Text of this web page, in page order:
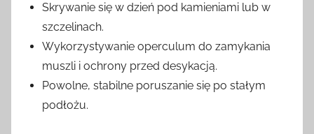
Skrywanie się w dzień pod kamieniami lub w
szczelinach.
Wykorzystywanie operculum do zamykania
muszli i ochrony przed desykacją.
Powolne, stabilne poruszanie się po stałym
podłożu.